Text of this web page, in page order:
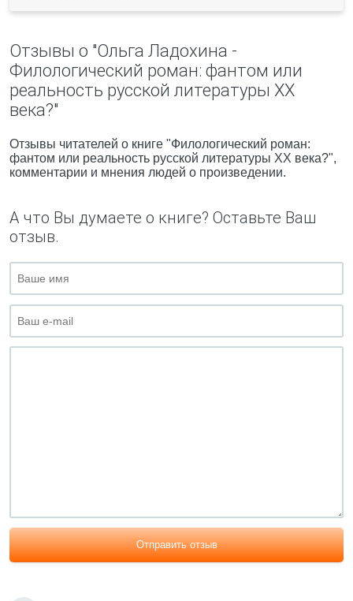
Отзывы о "Ольга Ладохина -
Филологический роман: фантом или
реальность русской литературы XX
века?"
Отзывы читателей о книге "Филологический роман:
фантом или реальность русской литературы XX века?",
комментарии и мнения людей о произведении.
А что Вы думаете о книге? Оставьте Ваш
отзыв.
Отправить отзыв